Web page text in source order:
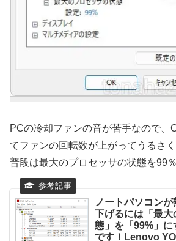
PCの冷却ファンの音が苦手なので、
てファンの回転数が上がってうるさ
普段は最大のプロセッサの状態を99
ノートパソコン
下げるには「最
態」を「99%」に
です！Lenovo